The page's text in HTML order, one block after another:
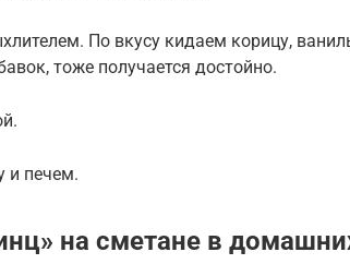
По вкусу кидаем корицу,
тоже получается достойно.
и печем.
на сметане в